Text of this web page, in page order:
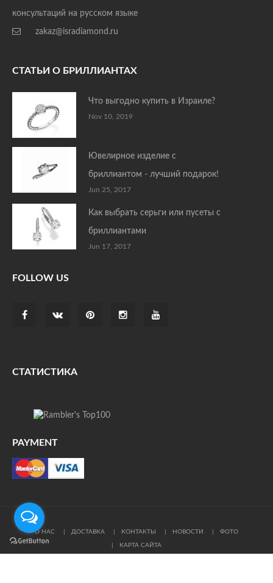
консультаций на русском языке
zakaz@isradiamond.ru
СТАТЬИ О БРИЛЛИАНТАХ
Что выгодно купить в Израиле?
Nov 10, 2019
Ювелирное изделие с
бриллиантом - лучший подарок!
Jun 25, 2017
Как выбрать серьги или пусеты с
бриллиантами
Jun 17, 2017
FOLLOW US
СТАТИСТИКА
PAYMENT
О НАС ДОСТАВКА КОНТАКТЫ НОВОСТИ ФОТО
КАРТА САЙТА